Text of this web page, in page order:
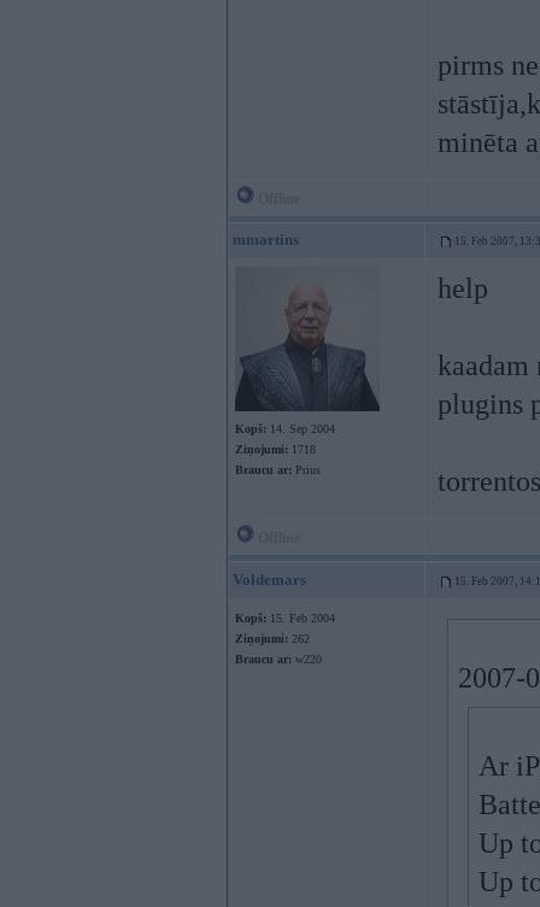
pirms
minēta
mmartins 15. Feb 2007,
Kopš: 14. Sep 2004
Ziņojumi: 1718
Braucu ar: Prius
help
plugins
Voldemars 15. Feb 2007,
Kopš: 15. Feb 2004
Ziņojumi: 262
Braucu ar: w220
2007-
Ar
Up
Up